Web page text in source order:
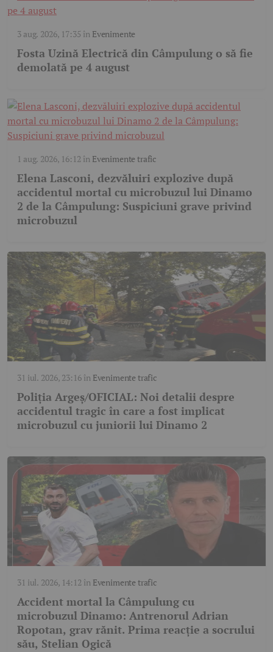
3 aug. 2026, 17:35 în Evenimente
Fosta Uzină Electrică din Câmpulung o să fie
demolată pe 4 august
1 aug. 2026, 16:12 în Evenimente trafic
Elena Lasconi, dezvăluiri explozive după
accidentul mortal cu microbuzul lui Dinamo
2 de la Câmpulung: Suspiciuni grave privind
microbuzul
31 iul. 2026, 23:16în Evenimente trafic
Poliția Argeș/OFICIAL: Noi detalii despre
accidentul tragic în care a fost implicat
microbuzul cu juniorii lui Dinamo 2
31 iul. 2026, 14:12 în Evenimente trafic
Accident mortal la Câmpulung cu
microbuzul Dinamo: Antrenorul Adrian
Ropotan, grav rănit. Prima reacție a socrului
său, Stelian Ogică